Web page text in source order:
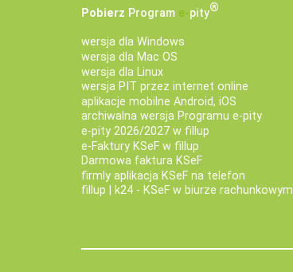
Pobierz Program e‑pity®
wersja dla Windows
wersja dla Mac OS
wersja dla Linux
wersja PIT przez internet online
aplikacje mobilne Android, iOS
archiwalna wersja Programu e-pity
e-pity 2026/2027 w fillup
e‑Faktury KSeF w fillup
Darmowa faktura KSeF
firmly aplikacja KSeF na telefon
fillup | k24 - KSeF w biurze rachunkowym